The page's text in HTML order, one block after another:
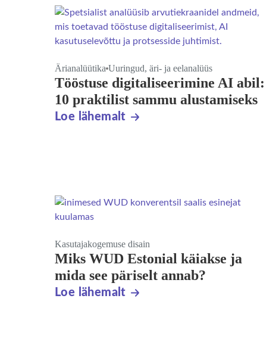
Ärianalüütika Uuringud, äri- ja eelanalüüs
Tööstuse digitaliseerimine AI abil:
10 praktilist sammu alustamiseks
Loe lähemalt
Kasutajakogemuse disain
Miks WUD Estonial käiakse ja
mida see päriselt annab?
Loe lähemalt